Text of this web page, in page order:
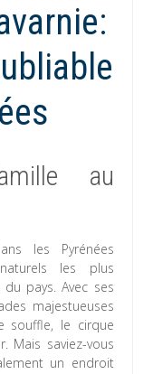
au
les Pyrénées
les plus
pays. Avec ses
majestueuses
souffle, le cirque
Mais saviez-vous
un endroit